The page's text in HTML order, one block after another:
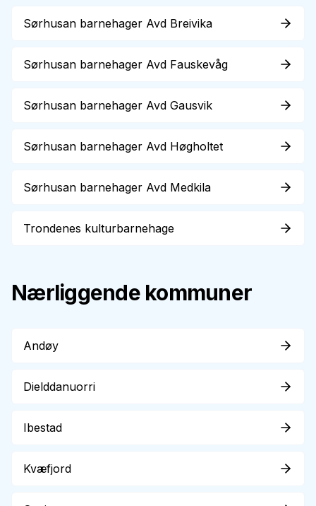
Sørhusan barnehager Avd Breivika
Sørhusan barnehager Avd Fauskevåg
Sørhusan barnehager Avd Gausvik
Sørhusan barnehager Avd Høgholtet
Sørhusan barnehager Avd Medkila
Trondenes kulturbarnehage
Nærliggende kommuner
Andøy
Dielddanuorri
Ibestad
Kvæfjord